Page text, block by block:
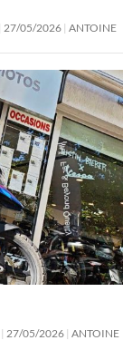
27/05/2026 ANTOINE
27/05/2026 ANTOINE